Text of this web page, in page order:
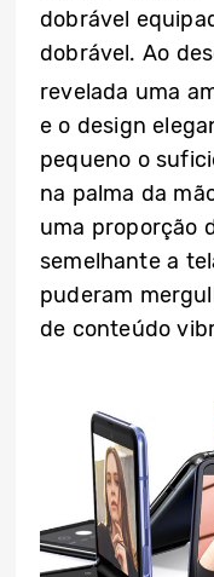
dobrável
dobrável. Ao
revelada uma
e o design
pequeno o
na palma da
uma proporção
semelhante a
puderam
de conteúdo